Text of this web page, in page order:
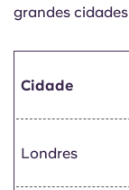
grandes
Cidade
Londres